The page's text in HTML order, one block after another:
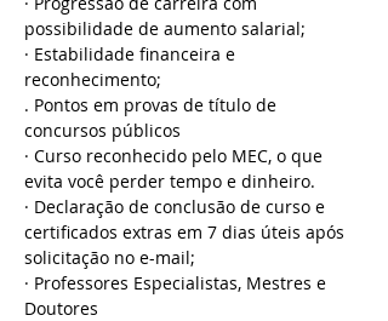
possibilidade de aumento salarial;
· Estabilidade financeira e
reconhecimento;
. Pontos em provas de título de
concursos públicos
· Curso reconhecido pelo MEC, o que
evita você perder tempo e dinheiro.
· Declaração de conclusão de curso e
certificados extras em 7 dias úteis após
solicitação no e-mail;
· Professores Especialistas, Mestres e
Doutores